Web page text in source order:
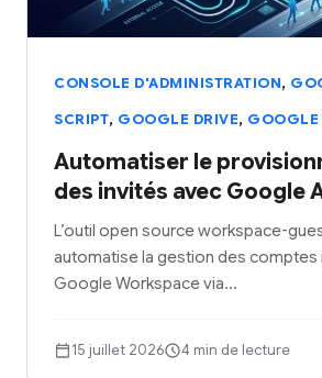
CONSOLE D'ADMINISTRATION,
SCRIPT, GOOGLE DRIVE, GOOGLE
Automatiser le
des invités avec Google
L’outil open source workspace-
automatise la gestion des comptes
Google Workspace via…
15 juillet 2026 4 min de lecture